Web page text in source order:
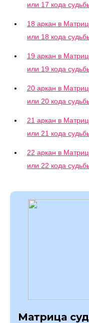
или 17 кода
18 аркан в
или 18 кода
19 аркан в
или 19 кода
20 аркан в
или 20 кода
21 аркан в
или 21 кода
22 аркан в
или 22 кода
Матрица